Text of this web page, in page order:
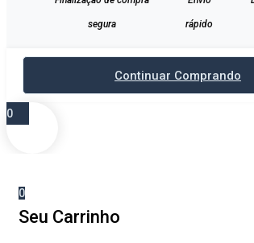
segura rápido
Continuar Comprando
0
0
Seu Carrinho